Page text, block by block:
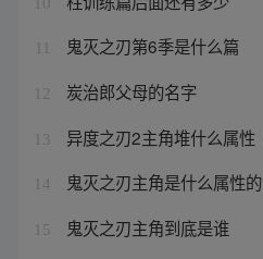
鬼灭之刃第6季是什么篇
12 炭治郎父母的名字
13 异度之刃2主角堆什么属性
14 鬼灭之刃主角是什么属性的
15 鬼灭之刃主角到底是谁